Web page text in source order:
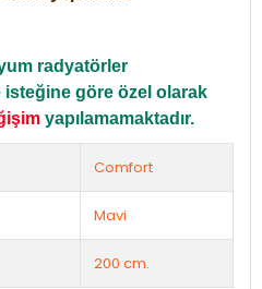
radyatörler
göre özel olarak
yapılamamaktadır.
Comfort
Mavi
200 cm.